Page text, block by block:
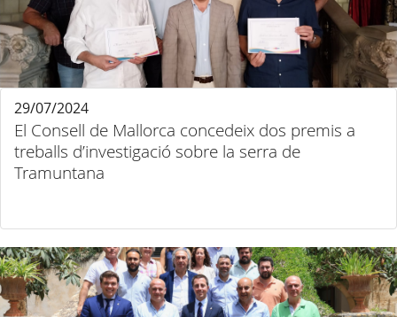
El Consell de Mallorca concedeix dos premis a
treballs d’investigació sobre la serra de
Tramuntana
29/07/2024